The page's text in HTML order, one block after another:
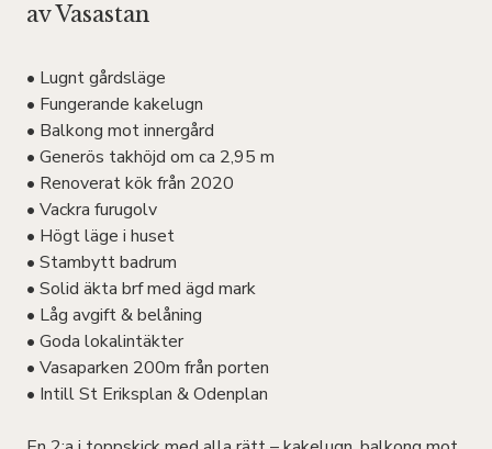
av Vasastan
• Lugnt gårdsläge
• Fungerande kakelugn
• Balkong mot innergård
• Generös takhöjd om ca 2,95 m
• Renoverat kök från 2020
• Vackra furugolv
• Högt läge i huset
• Stambytt badrum
• Solid äkta brf med ägd mark
• Låg avgift & belåning
• Goda lokalintäkter
• Vasaparken 200m från porten
• Intill St Eriksplan & Odenplan